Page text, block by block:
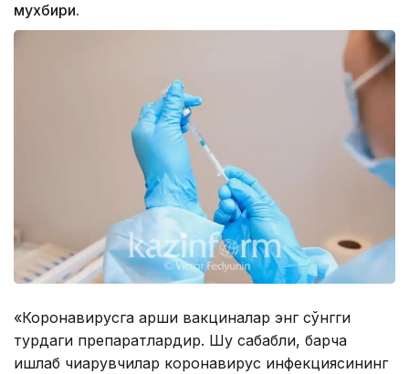
мухбири.
«Коронавирусга қарши вакциналар энг сўнгги
турдаги препаратлардир. Шу сабабли, барча
ишлаб чиқарувчилар коронавирус инфекциясининг